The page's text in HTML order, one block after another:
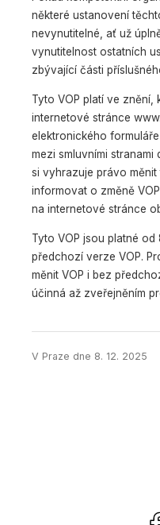
některé ustanovení
nevynutitelné, ať už
vynutitelnost ostatních
zbývající části
Tyto VOP platí ve znění,
internetové stránce
elektronického
mezi smluvními
si vyhrazuje právo
informovat o změně
na internetové stránce
Tyto VOP jsou platné
předchozí verze VOP.
měnit VOP i bez
účinná až zveřejněním
V Praze dne 8. 12. 2025